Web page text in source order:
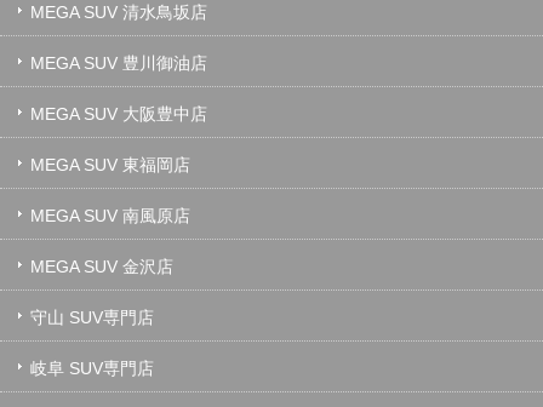
MEGA SUV 清水鳥坂店
MEGA SUV 豊川御油店
MEGA SUV 大阪豊中店
MEGA SUV 東福岡店
MEGA SUV 南風原店
MEGA SUV 金沢店
守山 SUV専門店
岐阜 SUV専門店